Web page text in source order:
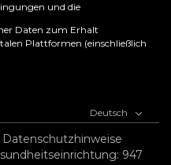
und die
Daten zum Erhalt
Plattformen (einschließlich
Deutsch
Datenschutzhinweise
947